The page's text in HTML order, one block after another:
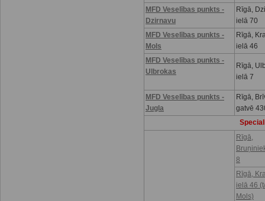
MFD Veselības punkts -
Dzirnavu
Rīgā,
ielā 70
MFD Veselības punkts -
Mols
Rīgā,
ielā 46
MFD Veselības punkts -
Ulbrokas
Rīgā,
ielā 7
MFD Veselības punkts -
Jugla
Rīgā,
gatvē
Rīgā,
8
Rīgā,
ielā 46
Mols)